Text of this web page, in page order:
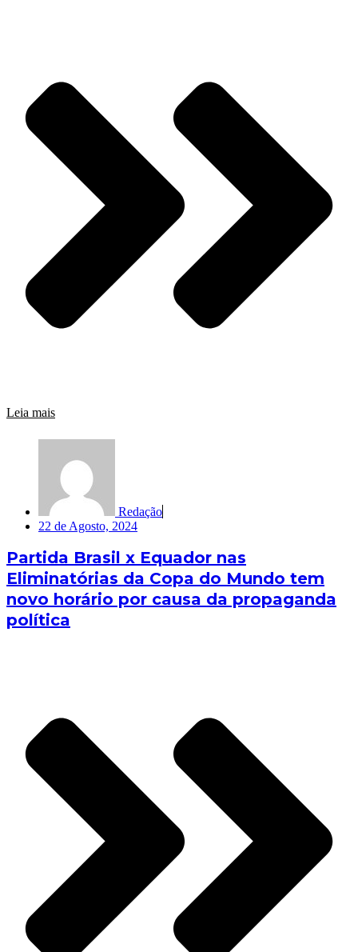
Leia mais
Redação
22 de Agosto, 2024
Partida Brasil x Equador nas
Eliminatórias da Copa do Mundo tem
novo horário por causa da propaganda
política